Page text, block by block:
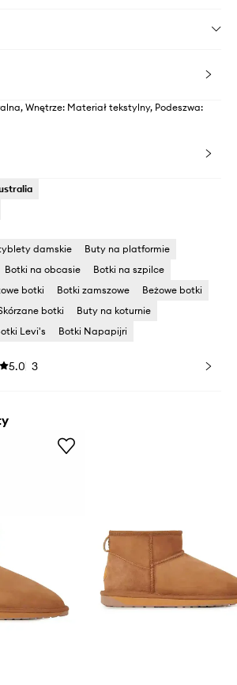
Wnętrze: Materiał tekstylny, Podeszwa:
damskie
Buty na platformie
Botki na obcasie
Botki na szpilce
botki Botki zamszowe
Beżowe botki
botki
Buty na koturnie
Levi's Botki Napapijri
5.0 3